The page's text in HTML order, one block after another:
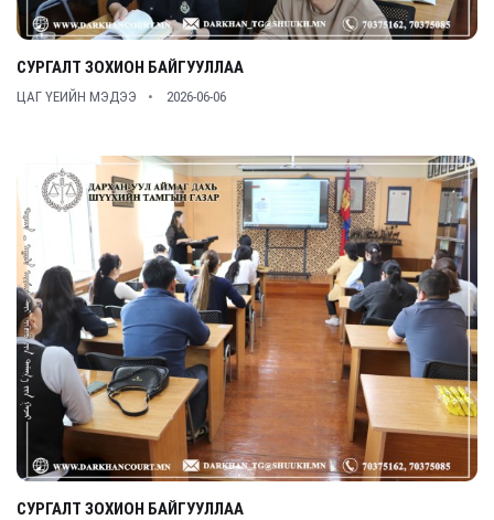
СУРГАЛТ ЗОХИОН БАЙГУУЛЛАА
ЦАГ ҮЕИЙН МЭДЭЭ 2026-06-06
СУРГАЛТ ЗОХИОН БАЙГУУЛЛАА